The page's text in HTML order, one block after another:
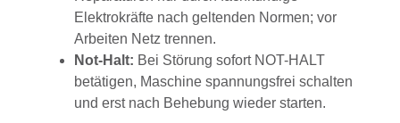
Elektrokräfte nach geltenden Normen; vor
Arbeiten Netz trennen.
Not-Halt: Bei Störung sofort NOT-HALT
betätigen, Maschine spannungsfrei schalten
und erst nach Behebung wieder starten.